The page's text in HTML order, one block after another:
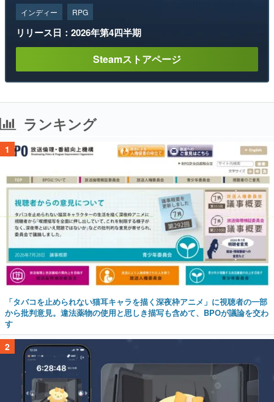
インディー RPG
リリース日：2026年第4四半期
Steamストアページ
ランキング
1
「タバコを止められない猫耳キャラを描く深夜枠アニメ」に視聴者の一部
から批判意見。違法薬物の使用と思しき描写も含めて、BPOが議論を交わ
す
2